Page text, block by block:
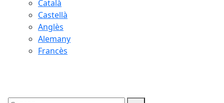
Català
Castellà
Anglès
Alemany
Francès